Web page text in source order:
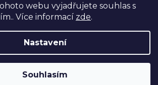
webu vyjadřujete souhlas s
Více informací zde.
Nastavení
Souhlasím